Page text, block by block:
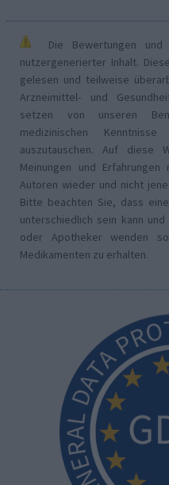
Die Bewertungen
nutzergenerierter Inhalt.
gelesen und teilweise
Arzneimittel- und
setzen von unseren
medizinischen
auszutauschen. Auf diese
Meinungen und
Autoren wieder und nicht
Bitte beachten Sie, dass
unterschiedlich sein kann
oder Apotheker wenden
Medikamenten zu erhalten.